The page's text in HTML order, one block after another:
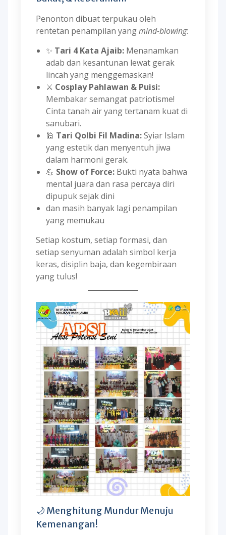
Penonton dibuat terpukau oleh
rentetan penampilan yangmind-blowing:
✨ Tari 4 Kata Ajaib:Menanamkan
adab dan kesantunan lewat gerak
lincah yang menggemaskan!
⚔️ Cosplay Pahlawan & Puisi:
Membakar semangat patriotisme!
Cinta tanah air yang tertanam kuat di
sanubari.
🕌 Tari Qolbi Fil Madina:Syiar Islam
yang estetik dan menyentuh jiwa
dalam harmoni gerak.
💪 Show of Force:Bukti nyata bahwa
mental juara dan rasa percaya diri
dipupuk sejak dini
dan masih banyak lagi penampilan
yang memukau
Setiap kostum, setiap formasi, dan
setiap senyuman adalah simbol kerja
keras, disiplin baja, dan kegembiraan
yang tulus!
🌙 Menghitung Mundur Menuju
Kemenangan!